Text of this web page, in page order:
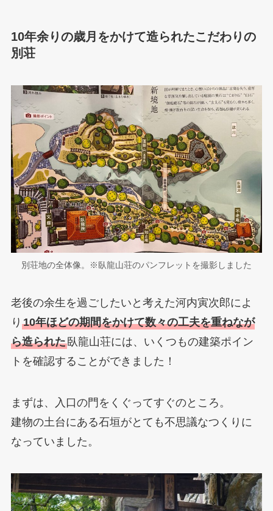
10年余りの歳月をかけて造られたこだわりの
別荘
別荘地の全体像。※臥龍山荘のパンフレットを撮影しました
老後の余生を過ごしたいと考えた河内寅次郎によ
り 10年ほどの期間をかけて数々の工夫を重ねなが
ら造られた臥龍山荘には、いくつもの建築ポイン
トを確認することができました！
まずは、入口の門をくぐってすぐのところ。
建物の土台にある石垣がとても不思議なつくりに
なっていました。